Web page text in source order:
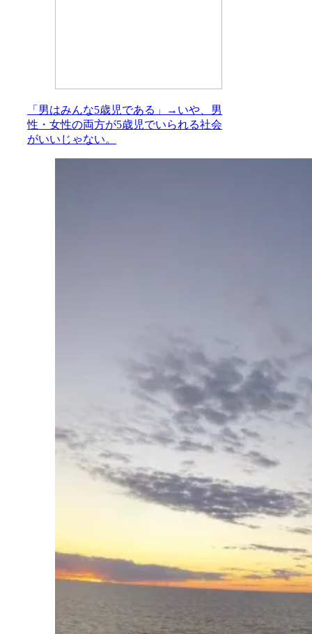
「男はみんな5歳児である」→いや、男
性・女性の両方が5歳児でいられる社会
がいいじゃない。